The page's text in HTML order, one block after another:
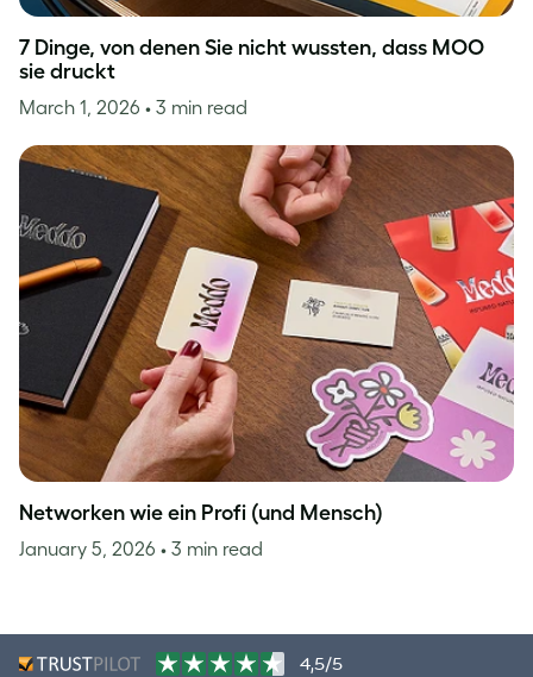
7 Dinge, von denen Sie nicht wussten, dass MOO
sie druckt
March 1, 2026 • 3 min read
Networken wie ein Profi (und Mensch)
January 5, 2026 • 3 min read
4,5/5